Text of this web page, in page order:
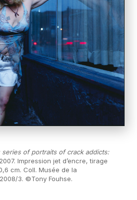
series of portraits of crack addicts:
Impression jet d’encre, tirage
cm. Coll. Musée de la
3. ©Tony Fouhse.